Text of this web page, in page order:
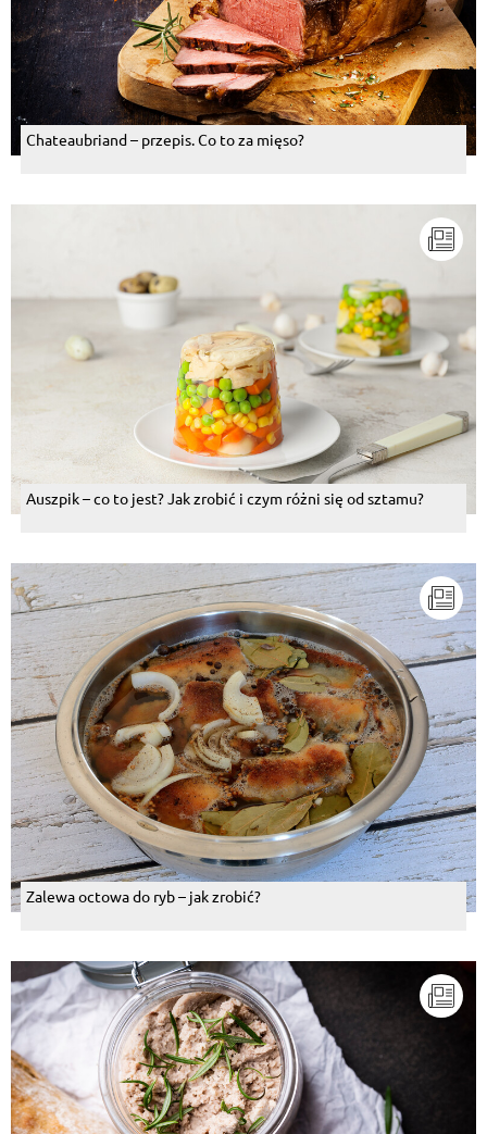
Chateaubriand – przepis. Co to za mięso?
Auszpik – co to jest? Jak zrobić i czym różni się od sztamu?
Zalewa octowa do ryb – jak zrobić?